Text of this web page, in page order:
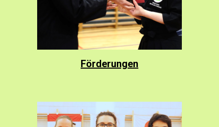
Förderungen